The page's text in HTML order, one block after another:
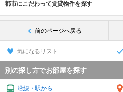
都市にこだわって賃貸物件を探す
前のページへ戻る
気になるリスト
別の探し方でお部屋を探す
沿線・駅から